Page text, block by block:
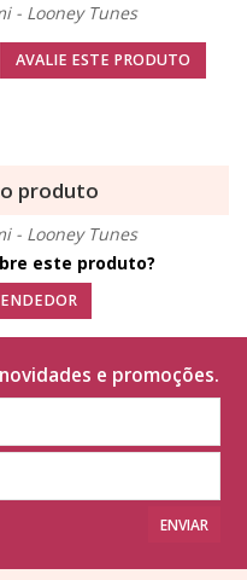
- Looney Tunes
AVALIE ESTE PRODUTO
produto
- Looney Tunes
este produto?
e promoções.
ENVIAR